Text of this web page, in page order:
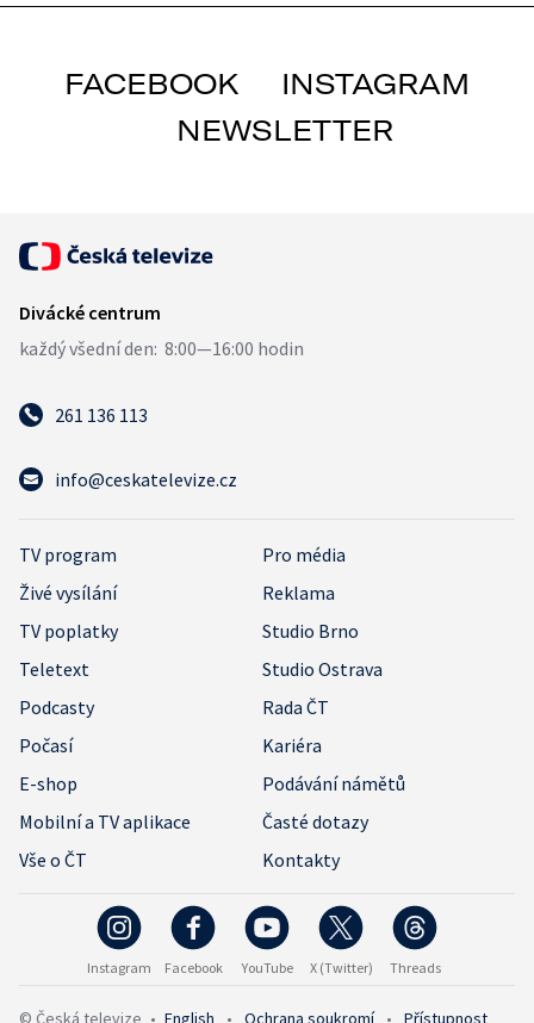
FACEBOOK
INSTAGRAM
NEWSLETTER
261 136 113
info@ceskatelevize.cz
TV program
Pro média
Živé vysílání
Reklama
TV poplatky
Studio Brno
Teletext
Studio Ostrava
Podcasty
Rada ČT
Počasí
Kariéra
E-shop
Podávání námětů
Mobilní a TV aplikace
Časté dotazy
Vše o ČT
Kontakty
Instagram Facebook YouTube X (Twitter) Threads
© Česká televize • English • Ochrana soukromí • Přístupnost